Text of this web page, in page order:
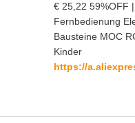
€ 25,22 59%OFF
Fernbedienung
Bausteine MOC
Kinder
https://